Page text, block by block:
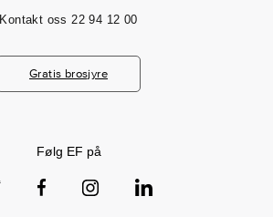
Kontakt oss 22 94 12 00
Gratis brosjyre
Følg EF på